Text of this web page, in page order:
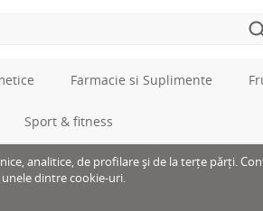
Farmacie si Suplimente
Sport & fitness
analitice, de profilare și de la terțe părți.
dintre cookie-uri.